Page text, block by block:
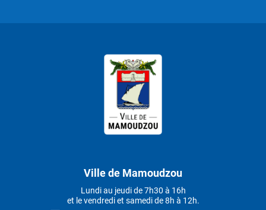
Ville de Mamoudzou
Lundi au jeudi de 7h30 à 16h
et le vendredi et samedi de 8h à 12h.